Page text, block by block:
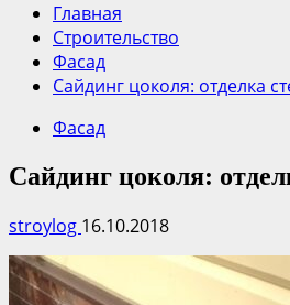
Главная
Строительство
Фасад
Сайдинг цоколя: отделка
Фасад
Сайдинг цоколя:
stroylog 16.10.2018